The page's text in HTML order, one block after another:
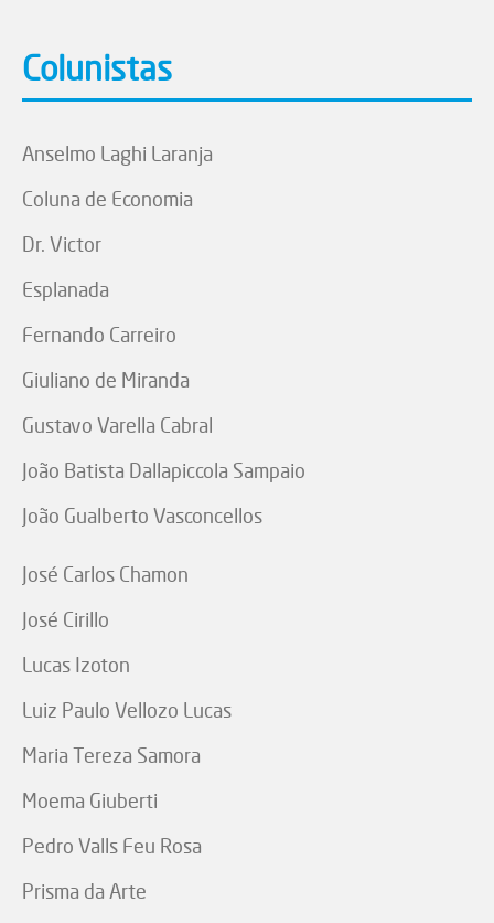
Colunistas
Anselmo Laghi Laranja
Coluna de Economia
Dr. Victor
Esplanada
Fernando Carreiro
Giuliano de Miranda
Gustavo Varella Cabral
João Batista Dallapiccola Sampaio
João Gualberto Vasconcellos
José Carlos Chamon
José Cirillo
Lucas Izoton
Luiz Paulo Vellozo Lucas
Maria Tereza Samora
Moema Giuberti
Pedro Valls Feu Rosa
Prisma da Arte